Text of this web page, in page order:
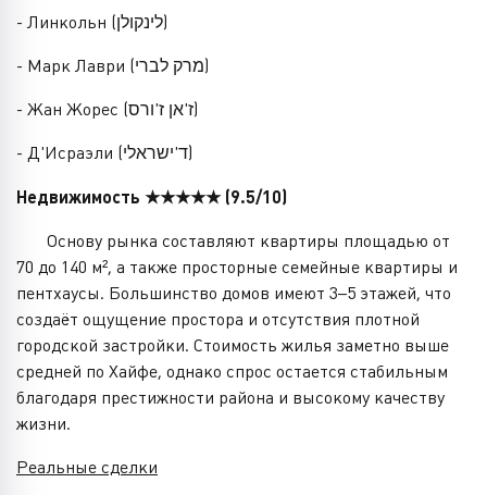
- Линкольн (לינקולן)
- Марк Лаври (מרק לברי)
- Жан Жорес (ז'אן ז'ורס)
- Д'Исраэли (ד'ישראלי)
Недвижимость ★★★★★ (9.5/10)
Основу рынка составляют квартиры площадью от
70 до 140 м², а также просторные семейные квартиры и
пентхаусы. Большинство домов имеют 3–5 этажей, что
создаёт ощущение простора и отсутствия плотной
городской застройки. Стоимость жилья заметно выше
средней по Хайфе, однако спрос остается стабильным
благодаря престижности района и высокому качеству
жизни.
Реальные сделки